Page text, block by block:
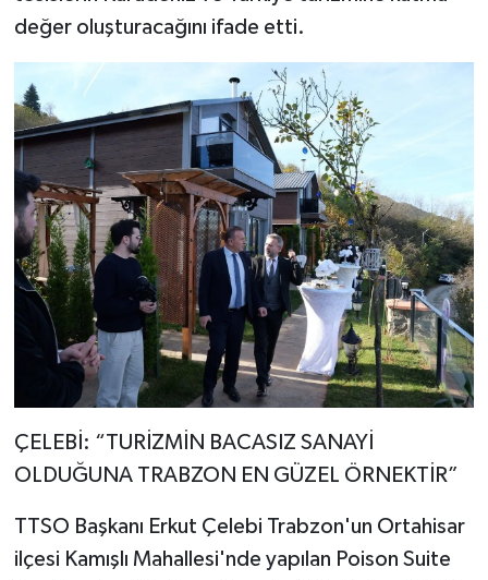
değer oluşturacağını ifade etti.
ÇELEBİ: “TURİZMİN BACASIZ SANAYİ
OLDUĞUNA TRABZON EN GÜZEL ÖRNEKTİR”
TTSO Başkanı Erkut Çelebi Trabzon'un Ortahisar
ilçesi Kamışlı Mahallesi'nde yapılan Poison Suite